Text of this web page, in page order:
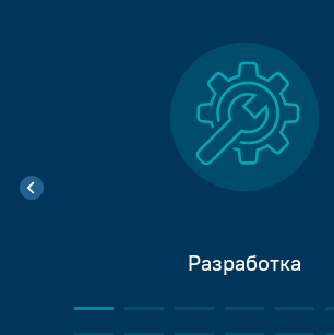
Разработка